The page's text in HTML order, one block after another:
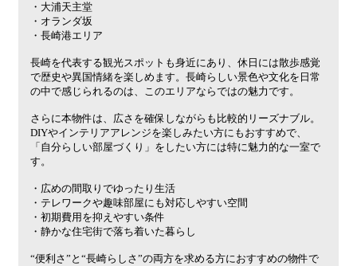
・大浦天主堂
・オランダ坂
・長崎港エリア
長崎を代表する観光スポットも身近にあり、休日には散歩感覚
で歴史や異国情緒を楽しめます。長崎らしい景色や文化を日常
の中で感じられるのは、このエリアならではの魅力です。
さらに本物件は、広さを確保しながらも比較的リーズナブル。
DIYやインテリアアレンジを楽しみたい方にもおすすめで、
「自分らしい部屋づくり」をしたい方には特に魅力的な一室で
す。
・広めの間取りでゆったり生活
・テレワークや趣味部屋にも対応しやすい空間
・初期費用を抑えやすい条件
・静かな住宅街で落ち着いた暮らし
“便利さ”と“長崎らしさ”の両方を求める方におすすめの物件で